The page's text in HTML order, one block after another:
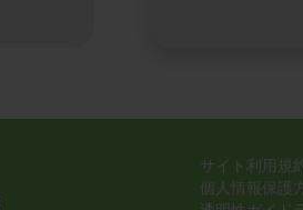
サイト利用規
個人情報保護